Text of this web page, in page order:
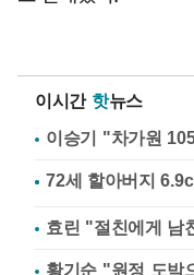
이시간 핫뉴스
이승기 "차가원
효린 "절친에게 남
황기순 "원정 도박